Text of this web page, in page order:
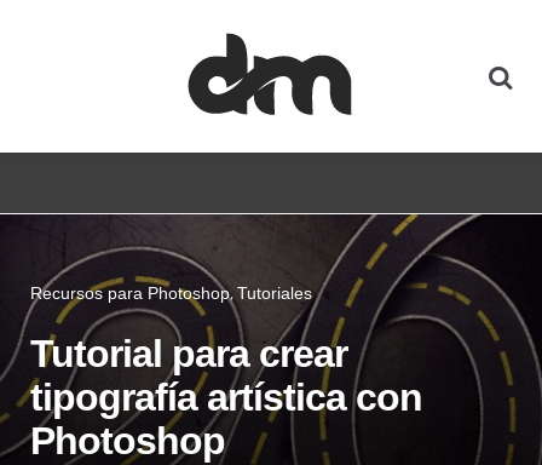
Recursos para Photoshop Tutoriales
Tutorial para crear
tipografía artística con
Photoshop